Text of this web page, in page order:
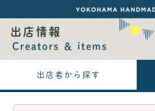
出店情報
Creators ＆ items
出店者から探す